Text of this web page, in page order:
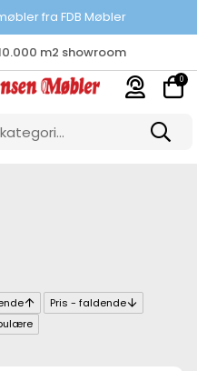
fra FDB Møbler
Prisgaranti
m2 showroom
gode parkeringsforhold
0
Pris - faldende